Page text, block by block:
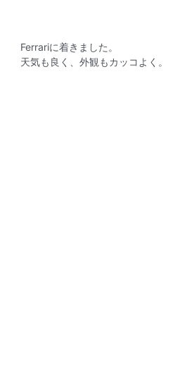
Ferrariに着きました。
天気も良く、外観もカッコよく。